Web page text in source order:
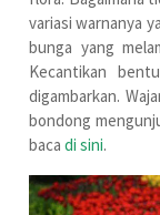
variasi warnanya
bunga yang
Kecantikan
digambarkan.
bondong
bacadi sini.